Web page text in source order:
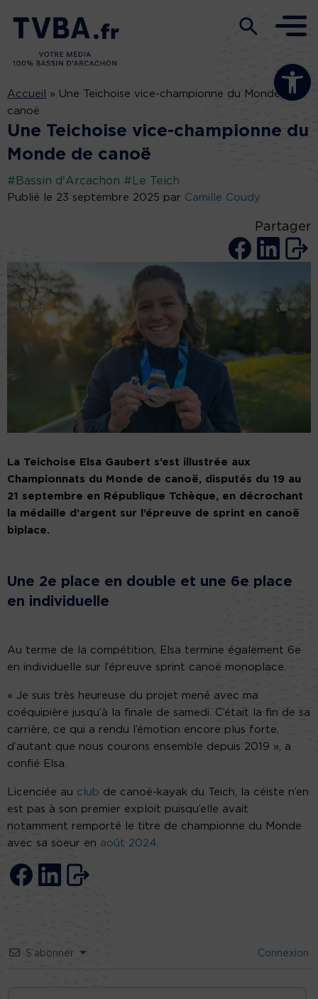
Ouvrir la
Accueil » Une Teichoise vice-championne du Monde de
canoë
Une Teichoise vice-championne du
Monde de canoë
#Bassin d'Arcachon #Le Teich
Publié le 23 septembre 2025 par Camille Coudy
Partager
La Teichoise Elsa Gaubert s’est illustrée aux
Championnats du Monde de canoë, disputés du 19 au
21 septembre en République Tchèque, en décrochant
la médaille d’argent sur l’épreuve de sprint en canoë
biplace.
Une 2e place en double et une 6e place
en individuelle
Au terme de la compétition, Elsa termine également 6e
en individuelle sur l’épreuve sprint canoë monoplace.
« Je suis très heureuse du projet mené avec ma
coéquipière jusqu’à la finale de samedi. C’était la fin de sa
carrière, ce qui a rendu l’émotion encore plus forte,
d’autant que nous courons ensemble depuis 2019 », a
confié Elsa.
Licenciée au club de canoë-kayak du Teich, la céiste n’en
est pas à son premier exploit puisqu’elle avait
notamment remporté le titre de championne du Monde
avec sa soeur en août 2024.
S’abonner Connexion